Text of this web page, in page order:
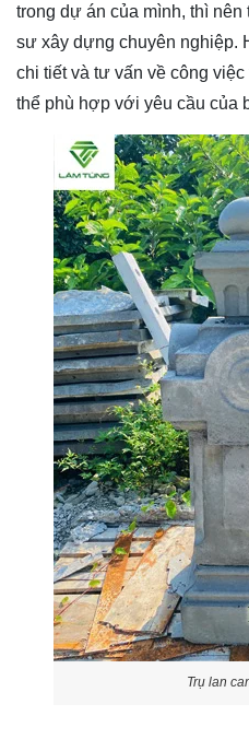
trong dự án của mình, thì
sư xây dựng chuyên nghiệp.
chi tiết và tư vấn về công
thể phù hợp với yêu cầu của
Trụ lan